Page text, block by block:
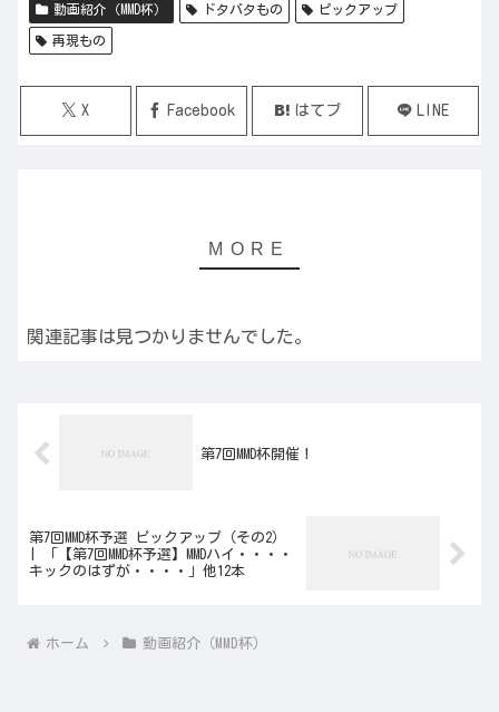
動画紹介（MMD杯） ドタバタもの ピックアップ
再現もの
X Facebook はてブ LINE
関連記事は見つかりませんでした。
第7回MMD杯開催！
第7回MMD杯予選 ピックアップ（その2）
| 「【第7回MMD杯予選】MMDハイ・・・・
キックのはずが・・・・」他12本
ホーム 動画紹介（MMD杯）